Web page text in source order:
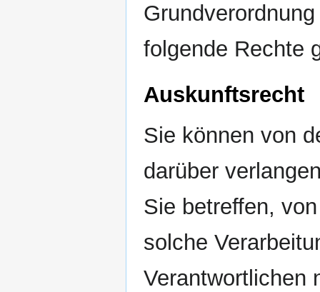
folgende Rechte
Auskunftsrecht
Sie können von
darüber
Sie betreffen,
solche
Verantwortlichen